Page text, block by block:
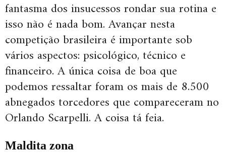
fantasma dos insucessos rondar sua rotina e
isso não é nada bom. Avançar nesta
competição brasileira é importante sob
vários aspectos: psicológico, técnico e
financeiro. A única coisa de boa que
podemos ressaltar foram os mais de 8.500
abnegados torcedores que compareceram no
Orlando Scarpelli. A coisa tá feia.
Maldita zona